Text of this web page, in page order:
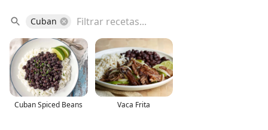
Cuban
Cuban Spiced Beans Vaca Frita